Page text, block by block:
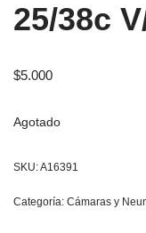
25/38c
$5.000
Agotado
SKU:A16391
Categoría: Cámaras y